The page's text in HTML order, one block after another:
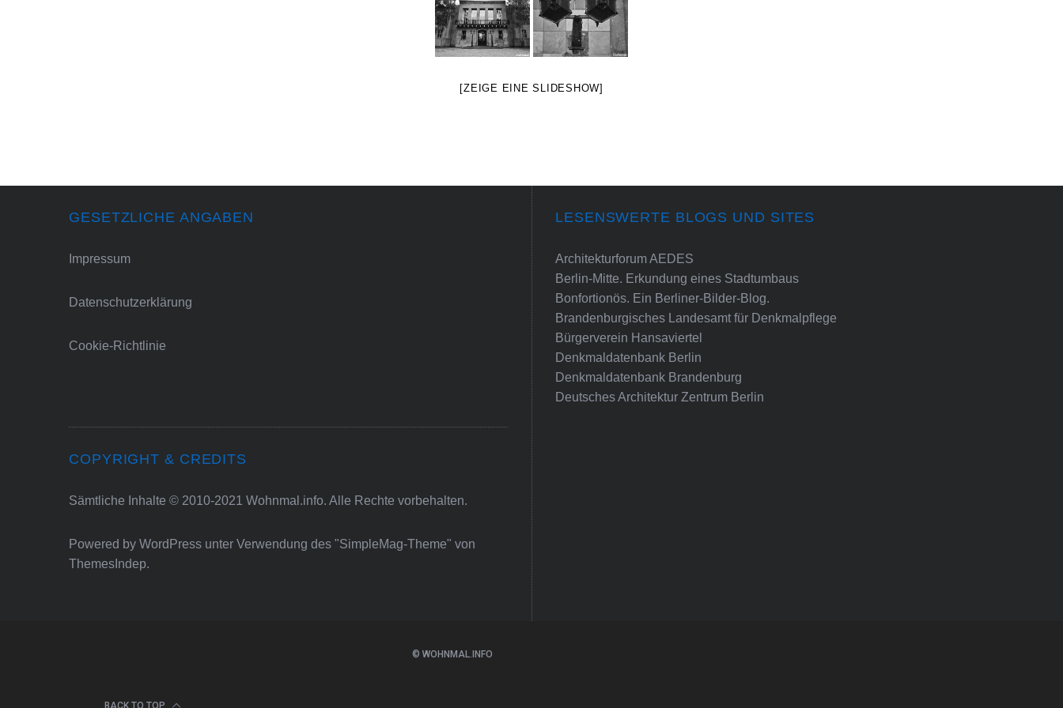
[ZEIGE EINE SLIDESHOW]
GESETZLICHE ANGABEN
Impressum
Datenschutzerklärung
Cookie-Richtlinie
COPYRIGHT & CREDITS
Sämtliche Inhalte © 2010-2021 Wohnmal.info. Alle Rechte vorbehalten.
Powered by WordPress unter Verwendung des "SimpleMag-Theme" von
ThemesIndep.
LESENSWERTE BLOGS UND SITES
Architekturforum AEDES
Berlin-Mitte. Erkundung eines Stadtumbaus
Bonfortionös. Ein Berliner-Bilder-Blog.
Brandenburgisches Landesamt für Denkmalpflege
Bürgerverein Hansaviertel
Denkmaldatenbank Berlin
Denkmaldatenbank Brandenburg
Deutsches Architektur Zentrum Berlin
© WOHNMAL.INFO
BACK TO TOP